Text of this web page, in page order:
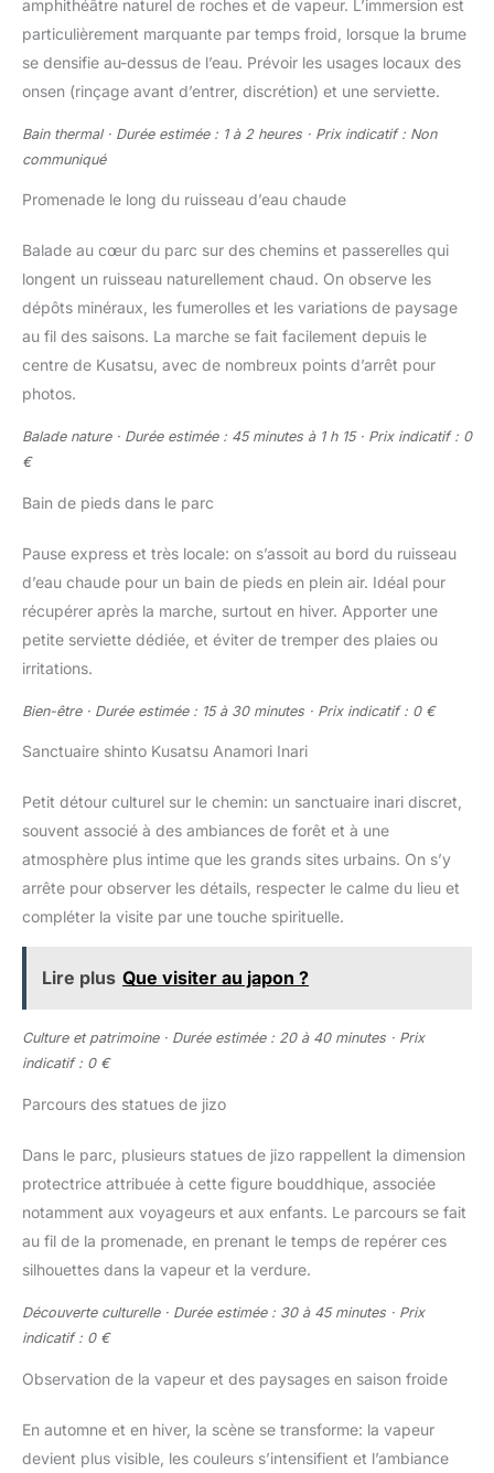
amphithéâtre naturel de roches et de vapeur. L’immersion est
particulièrement marquante par temps froid, lorsque la brume
se densifie au-dessus de l’eau. Prévoir les usages locaux des
onsen (rinçage avant d’entrer, discrétion) et une serviette.
Bain thermal · Durée estimée : 1 à 2 heures · Prix indicatif : Non
communiqué
Promenade le long du ruisseau d’eau chaude
Balade au cœur du parc sur des chemins et passerelles qui
longent un ruisseau naturellement chaud. On observe les
dépôts minéraux, les fumerolles et les variations de paysage
au fil des saisons. La marche se fait facilement depuis le
centre de Kusatsu, avec de nombreux points d’arrêt pour
photos.
Balade nature · Durée estimée : 45 minutes à 1 h 15 · Prix indicatif : 0
€
Bain de pieds dans le parc
Pause express et très locale: on s’assoit au bord du ruisseau
d’eau chaude pour un bain de pieds en plein air. Idéal pour
récupérer après la marche, surtout en hiver. Apporter une
petite serviette dédiée, et éviter de tremper des plaies ou
irritations.
Bien-être · Durée estimée : 15 à 30 minutes · Prix indicatif : 0 €
Sanctuaire shinto Kusatsu Anamori Inari
Petit détour culturel sur le chemin: un sanctuaire inari discret,
souvent associé à des ambiances de forêt et à une
atmosphère plus intime que les grands sites urbains. On s’y
arrête pour observer les détails, respecter le calme du lieu et
compléter la visite par une touche spirituelle.
Lire plus Que visiter au japon ?
Culture et patrimoine · Durée estimée : 20 à 40 minutes · Prix
indicatif : 0 €
Parcours des statues de jizo
Dans le parc, plusieurs statues de jizo rappellent la dimension
protectrice attribuée à cette figure bouddhique, associée
notamment aux voyageurs et aux enfants. Le parcours se fait
au fil de la promenade, en prenant le temps de repérer ces
silhouettes dans la vapeur et la verdure.
Découverte culturelle · Durée estimée : 30 à 45 minutes · Prix
indicatif : 0 €
Observation de la vapeur et des paysages en saison froide
En automne et en hiver, la scène se transforme: la vapeur
devient plus visible, les couleurs s’intensifient et l’ambiance